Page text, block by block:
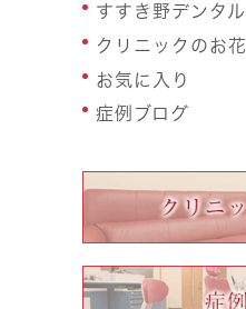
すすき野デンタル
クリニックのお花
お気に入り
症例ブログ